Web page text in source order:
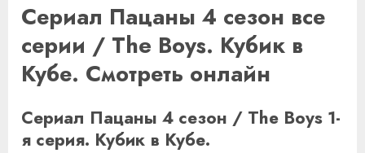
Сериал Пацаны 4 сезон все
серии / The Boys. Кубик в
Кубе. Смотреть онлайн
Сериал Пацаны 4 сезон / The Boys 1-
я серия. Кубик в Кубе.